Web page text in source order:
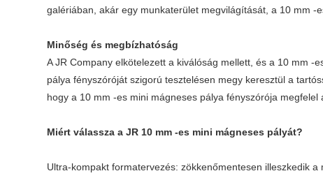
galériában, akár egy munkaterület megvilágítását, a 10 mm
Minőség és megbízhatóság
A JR Company elkötelezett a kiválóság mellett, és a 10 mm
pálya fényszóróját szigorú tesztelésen megy keresztül a
hogy a 10 mm -es mini mágneses pálya fényszórója
Miért válassza a JR 10 mm -es mini mágneses pályát?
Ultra-kompakt formatervezés: zökkenőmentesen illeszkedik a